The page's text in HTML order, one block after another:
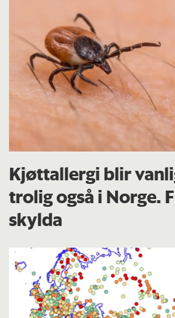
Kjøttallergi blir
trolig også i Norge.
skylda